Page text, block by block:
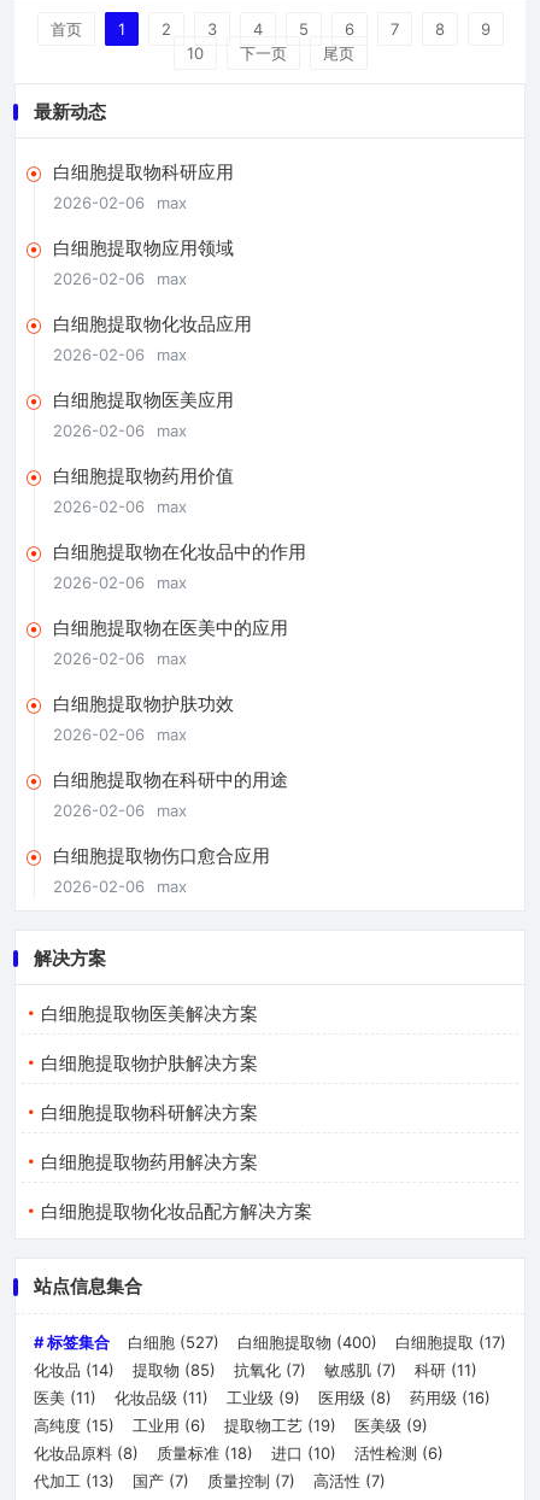
成准确摘要。在现代生物医学领域，白细
胞提取物因其潜在的重要应用价值而备受
关注，从免疫调节到疾病治疗的诸多方
应用效果与安全性,故而建立明确且科学的
首页 1 2 3 4 5 6 7 8
9
10
下一页 尾页
最新动态
白细胞提取物科研应用
2026-02-06 max
白细胞提取物应用领域
2026-02-06 max
白细胞提取物化妆品应用
2026-02-06 max
白细胞提取物医美应用
2026-02-06 max
白细胞提取物药用价值
2026-02-06 max
白细胞提取物在化妆品中的作用
2026-02-06 max
白细胞提取物在医美中的应用
2026-02-06 max
白细胞提取物护肤功效
2026-02-06 max
白细胞提取物在科研中的用途
2026-02-06 max
白细胞提取物伤口愈合应用
2026-02-06 max
解决方案
白细胞提取物医美解决方案
白细胞提取物护肤解决方案
白细胞提取物科研解决方案
白细胞提取物药用解决方案
白细胞提取物化妆品配方解决方案
站点信息集合
# 标签集合 白细胞 (527) 白细胞提取物 (400) 白细胞提取 (17)
化妆品 (14) 提取物 (85) 抗氧化 (7) 敏感肌 (7) 科研 (11)
医美 (11) 化妆品级 (11) 工业级 (9) 医用级 (8) 药用级 (16)
高纯度 (15) 工业用 (6) 提取物工艺 (19) 医美级 (9)
化妆品原料 (8) 质量标准 (18) 进口 (10) 活性检测 (6)
代加工 (13) 国产 (7) 质量控制 (7) 高活性 (7)